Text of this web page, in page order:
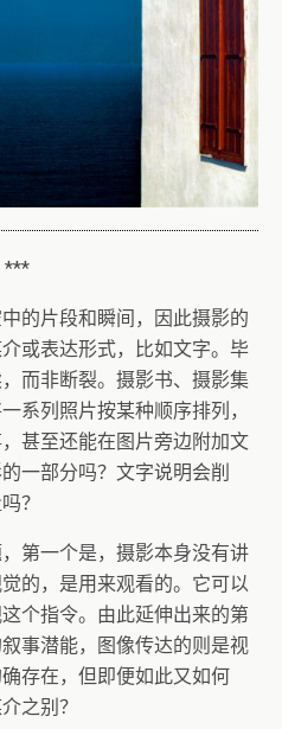
***
的片段和瞬间，因此摄影的
或表达形式，比如文字。毕
而非断裂。摄影书、摄影集
系列照片按某种顺序排列，
甚至还能在图片旁边附加文
一部分吗？文字说明会削
？
第一个是，摄影本身没有讲
的，是用来观看的。它可以
个指令。由此延伸出来的第
事潜能，图像传达的则是视
存在，但即便如此又如何
之别？